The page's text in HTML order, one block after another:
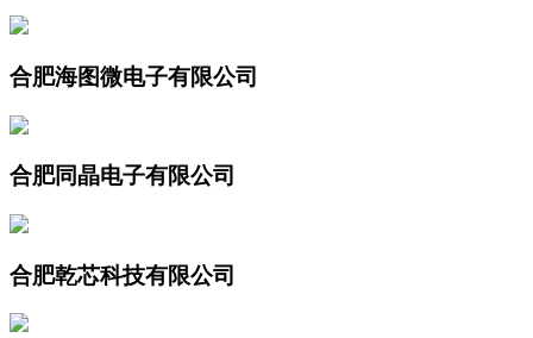
合肥海图微电子有限公司
合肥同晶电子有限公司
合肥乾芯科技有限公司